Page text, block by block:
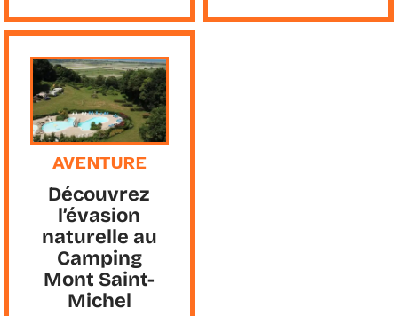
AVENTURE
Découvrez
l’évasion
naturelle au
Camping
Mont Saint-
Michel